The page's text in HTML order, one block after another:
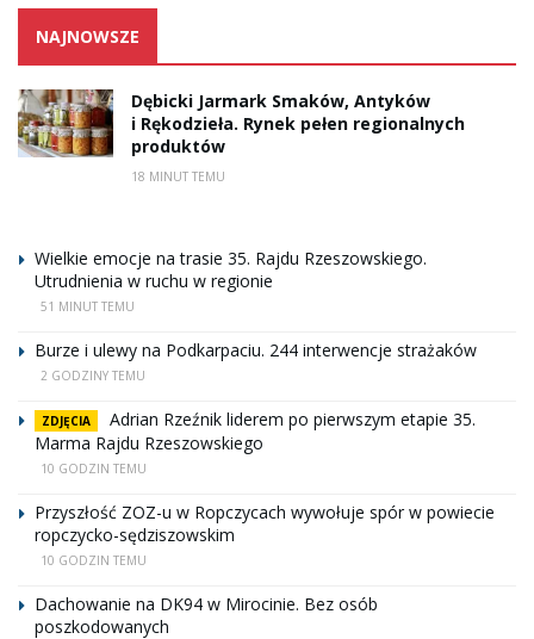
NAJNOWSZE
Dębicki Jarmark Smaków, Antyków
i Rękodzieła. Rynek pełen regionalnych
produktów
18 MINUT TEMU
Wielkie emocje na trasie 35. Rajdu Rzeszowskiego.
Utrudnienia w ruchu w regionie
51 MINUT TEMU
Burze i ulewy na Podkarpaciu. 244 interwencje strażaków
2 GODZINY TEMU
ZDJĘCIA
Adrian Rzeźnik liderem po pierwszym etapie 35.
Marma Rajdu Rzeszowskiego
10 GODZIN TEMU
Przyszłość ZOZ-u w Ropczycach wywołuje spór w powiecie
ropczycko-sędziszowskim
10 GODZIN TEMU
Dachowanie na DK94 w Mirocinie. Bez osób
poszkodowanych